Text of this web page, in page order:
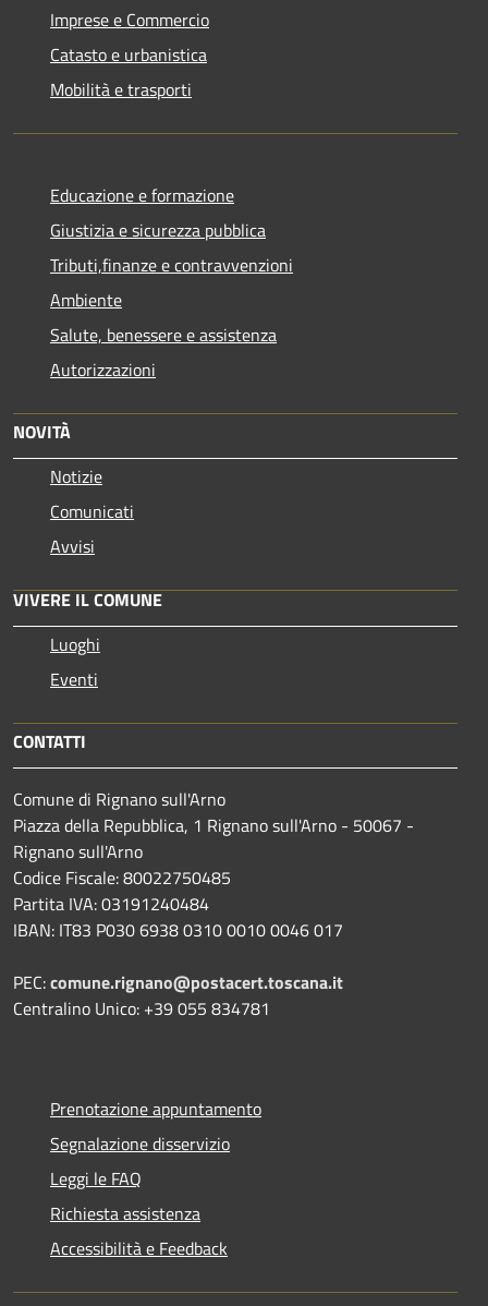
Imprese e Commercio
Catasto e urbanistica
Mobilità e trasporti
Educazione e formazione
Giustizia e sicurezza pubblica
Tributi,finanze e contravvenzioni
Ambiente
Salute, benessere e assistenza
Autorizzazioni
NOVITÀ
Notizie
Comunicati
Avvisi
VIVERE IL COMUNE
Luoghi
Eventi
CONTATTI
Comune di Rignano sull'Arno
Piazza della Repubblica, 1 Rignano sull'Arno - 50067 -
Rignano sull'Arno
Codice Fiscale: 80022750485
Partita IVA: 03191240484
IBAN: IT83 P030 6938 0310 0010 0046 017
PEC:comune.rignano@postacert.toscana.it
Centralino Unico: +39 055 834781
Prenotazione appuntamento
Segnalazione disservizio
Leggi le FAQ
Richiesta assistenza
Accessibilità e Feedback